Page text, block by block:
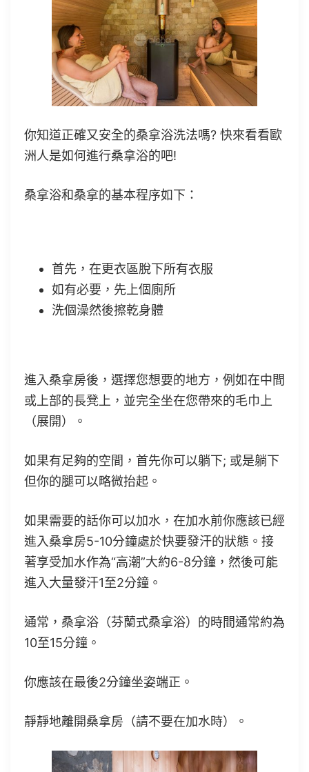
你知道正確又安全的桑拿浴洗法嗎? 快來看看歐
洲人是如何進行桑拿浴的吧!
桑拿浴和桑拿的基本程序如下：
首先，在更衣區脫下所有衣服
如有必要，先上個廁所
洗個澡然後擦乾身體
進入桑拿房後，選擇您想要的地方，例如在中間
或上部的長凳上，並完全坐在您帶來的毛巾上
（展開）。
如果有足夠的空間，首先你可以躺下; 或是躺下
但你的腿可以略微抬起。
如果需要的話你可以加水，在加水前你應該已經
進入桑拿房5-10分鐘處於快要發汗的狀態。接
著享受加水作為“高潮”大約6-8分​​鐘，然後可能
進入大量發汗1至2分鐘。
通常，桑拿浴（芬蘭式桑拿浴）的時間通常約為
10至15分鐘。
你應該在最後2分鐘坐姿端正。
靜靜地離開桑拿房（請不要在加水時）。